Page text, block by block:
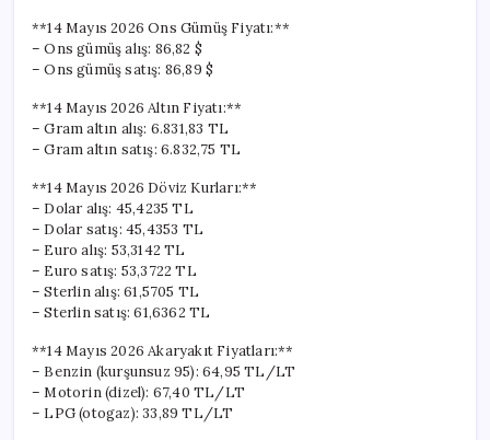
**14 Mayıs 2026 Ons Gümüş Fiyatı:**
– Ons gümüş alış: 86,82 $
– Ons gümüş satış: 86,89 $
**14 Mayıs 2026 Altın Fiyatı:**
– Gram altın alış: 6.831,83 TL
– Gram altın satış: 6.832,75 TL
**14 Mayıs 2026 Döviz Kurları:**
– Dolar alış: 45,4235 TL
– Dolar satış: 45,4353 TL
– Euro alış: 53,3142 TL
– Euro satış: 53,3722 TL
– Sterlin alış: 61,5705 TL
– Sterlin satış: 61,6362 TL
**14 Mayıs 2026 Akaryakıt Fiyatları:**
– Benzin (kurşunsuz 95): 64,95 TL/LT
– Motorin (dizel): 67,40 TL/LT
– LPG (otogaz): 33,89 TL/LT